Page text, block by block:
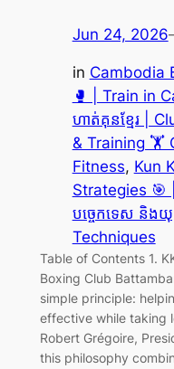
Jun 24, 2026
in Cambodia
🥊 | Train in
ហាត់គុនខ្មែរ |
& Training 🏋️
Fitness, Kun
Strategies 🎯
បច្ចេកទេស និងយុទ្
Techniques
Table of Contents 1.
Boxing Club
simple principle:
effective while taking
Robert Grégoire,
this philosophy